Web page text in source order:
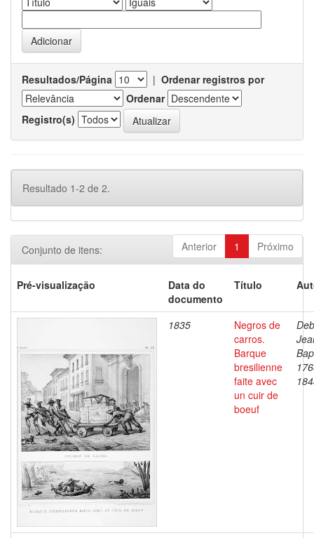
Resultados/Página | Ordenar registros por
Ordenar
Registro(s)
Resultado 1-2 de 2.
Anterior 1 Próximo
Conjunto de itens:
Pré-visualização
Data do
documento
Título
1835
Negros de
carros.
Barque
bresilienne
faite avec
un cuir de
boeuf